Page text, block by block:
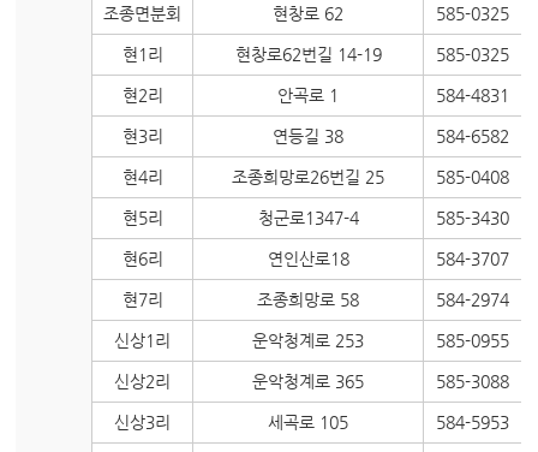
조종면분회 현창로 62 585-0325
현1리 현창로62번길 14-19 585-0325
현2리 안곡로 1 584-4831
현3리 연등길 38 584-6582
현4리 조종희망로26번길 25 585-0408
현5리 청군로1347-4 585-3430
현6리 연인산로18 584-3707
현7리 조종희망로 58 584-2974
신상1리 운악청계로 253 585-0955
신상2리 운악청계로 365 585-3088
신상3리 세곡로 105 584-5953